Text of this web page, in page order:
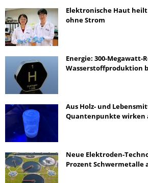
Elektronische Haut
ohne Strom
Energie: 300-Megawatt-
Wasserstoffproduktion
Aus Holz- und
Quantenpunkte wirken
Neue Elektroden-
Prozent Schwermetalle